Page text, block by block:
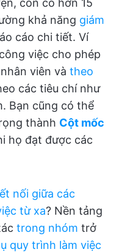
còn có hơn 15
khả năng giám
cáo chi tiết. Ví
việc cho phép
viên và theo
các tiêu chí như
Bạn cũng có thể
thành Cột mốc
họ đạt được các
nối giữa các
từ xa? Nền tảng
trong nhóm trở
quy trình làm việc